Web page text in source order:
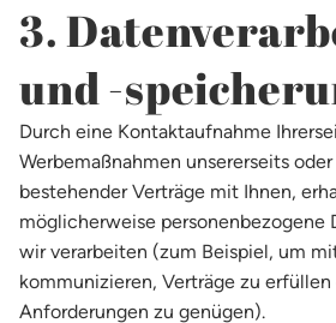
3.
und -
Durch eine Kontaktaufnahme
Werbemaßnahmen unsererseits
bestehender Verträge mit Ihnen,
möglicherweise personenbezogene
wir verarbeiten (zum Beispiel, um
kommunizieren, Verträge zu
Anforderungen zu genügen).